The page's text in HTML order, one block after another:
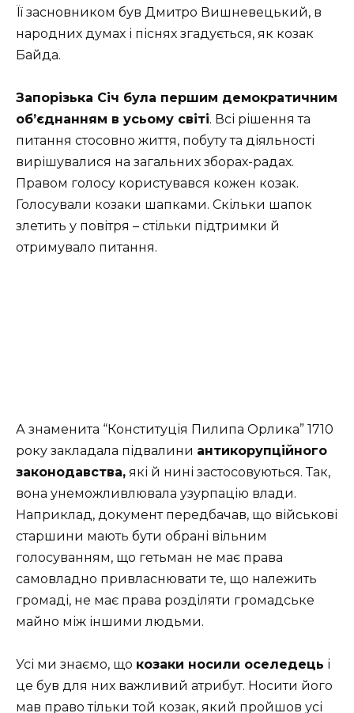
Її засновником був Дмитро Вишневецький, в
народних думах і піснях згадується, як козак
Байда.
Запорізька Січ була першим демократичним
об’єднанням в усьому світі. Всі рішення та
питання стосовно життя, побуту та діяльності
вирішувалися на загальних зборах-радах.
Правом голосу користувався кожен козак.
Голосували козаки шапками. Скільки шапок
злетить у повітря – стільки підтримки й
отримувало питання.
А знаменита “Конституція Пилипа Орлика” 1710
року закладала підвалини антикорупційного
законодавства, які й нині застосовуються. Так,
вона унеможливлювала узурпацію влади.
Наприклад, документ передбачав, що військові
старшини мають бути обрані вільним
голосуванням, що гетьман не має права
самовладно привласнювати те, що належить
громаді, не має права розділяти громадське
майно між іншими людьми.
Усі ми знаємо, що козаки носили оселедець і
це був для них важливий атрибут. Носити його
мав право тільки той козак, який пройшов усі